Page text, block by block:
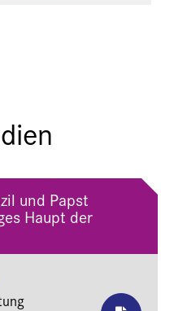
und Papst
Haupt der